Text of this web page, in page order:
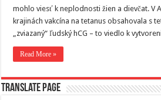
mohlo viesť k neplodnosti žien a dievčat. V
krajinách vakcína na tetanus obsahovala s
„zviazaný“ ľudský hCG – to viedlo k
Read More »
Translate page